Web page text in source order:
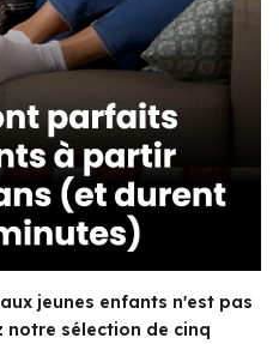
jeunes enfants n'est pas
notre sélection de cinq